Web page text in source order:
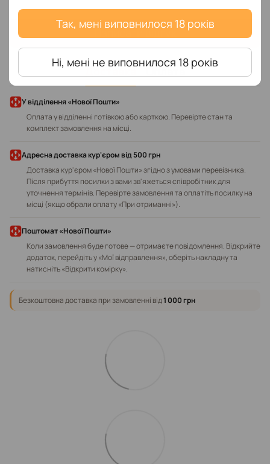
Так, мені виповнилося 18 років
Ні, мені не виповнилося 18 років
Написати відгук
Доставка Оплата
У відділення «Нової Пошти»
Оплата у відділенні готівкою або карткою. Перевірте стан та
комплект замовлення на місці.
Адресна доставка кур'єром від 500 грн
Доставка кур'єром «Нової Пошти» згідно з умовами перевізника.
Після прибуття посилки з вами зв'яжеться співробітник для
уточнення термінів. Перевірте замовлення та оплатіть посилку на
місці (якщо обрали оплату «При отриманні»).
Поштомат «Нової Пошти»
Коли замовлення буде готове — отримаєте повідомлення. Відкрийте
додаток, перейдіть у «Мої відправлення», оберіть накладну та
натисніть «Відкрити комірку».
Безкоштовна доставка при замовленні від1 000 грн